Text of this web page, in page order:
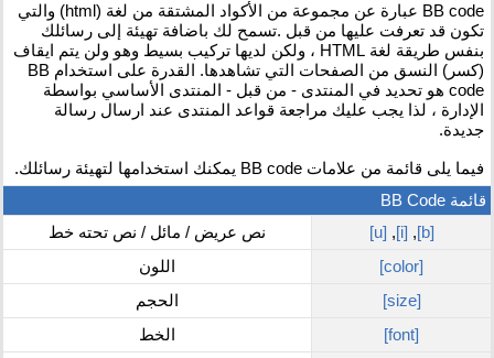
BB code عبارة عن مجموعة من الأكواد المشتقة من لغة (html) والتي
تكون قد تعرفت عليها من قبل .تسمح لك باضافة تهيئة إلى رسائلك
بنفس طريقة لغة HTML ، ولكن لديها تركيب بسيط وهو ولن يتم ايقاف
(كسر) النسق من الصفحات التي تشاهدها. القدرة على استخدام BB
code هو تحديد في المنتدى - من قبل - المنتدى الأساسي بواسطة
الإدارة ، لذا يجب عليك مراجعة قواعد المنتدى عند ارسال رسالة
جديدة.
فيما يلى قائمة من علامات BB code يمكنك استخدامها لتهيئة رسائلك.
قائمة BB Code
[b]
,
[i]
,
[u]
نص عريض / مائل / نص تحته خط
[color]
اللون
[size]
الحجم
[font]
الخط